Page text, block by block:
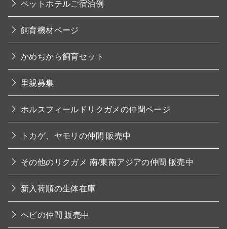
ペットホテルご宿泊例
飼育機材ページ
かめぢから飼育セット
里親募集
ホルスフィールドリクガメの仲間ページ
トカゲ、ヤモリの仲間 販売中
その他のリクガメ 南/東南アジアの仲間 販売中
新入荷順の生体在庫
ヘビの仲間 販売中